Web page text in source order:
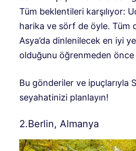
Tüm beklentileri karşılıyor:
harika ve sörf de öyle. Tüm
Asya’da dinlenilecek en iyi
olduğunu öğrenmeden
Bu gönderiler ve ipuçlarıyla
seyahatinizi planlayın!
2.Berlin, Almanya